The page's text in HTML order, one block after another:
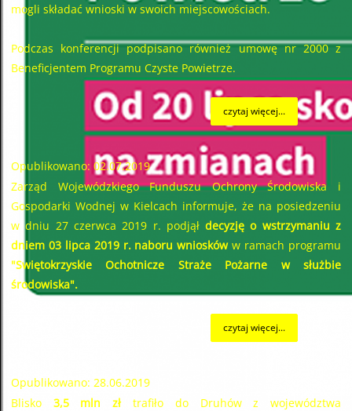
mogli składać wnioski w swoich miejscowościach.
Podczas konferencji podpisano również umowę nr 2000 z
Beneficjentem Programu Czyste Powietrze.
czytaj więcej...
Opublikowano: 02.07.2019
Zarząd Wojewódzkiego Funduszu Ochrony Środowiska i
Gospodarki Wodnej w Kielcach informuje, że na posiedzeniu
w dniu 27 czerwca 2019 r. podjąłdecyzję o wstrzymaniu z
dniem 03 lipca 2019 r. naboru wnioskóww ramach programu
"Swiętokrzyskie Ochotnicze Straże Pożarne w służbie
środowiska".
czytaj więcej...
Opublikowano: 28.06.2019
Blisko 3,5 mln złtrafiło do Druhów z województwa